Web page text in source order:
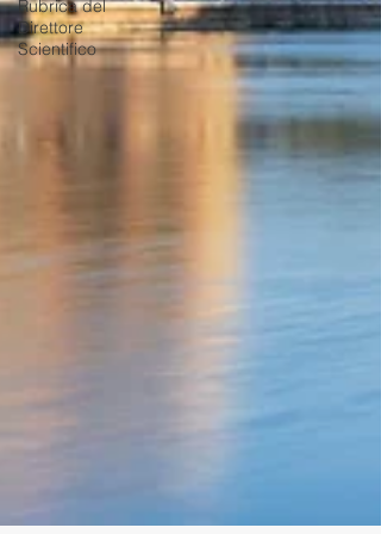
Rubrica del
Direttore
Scientifico